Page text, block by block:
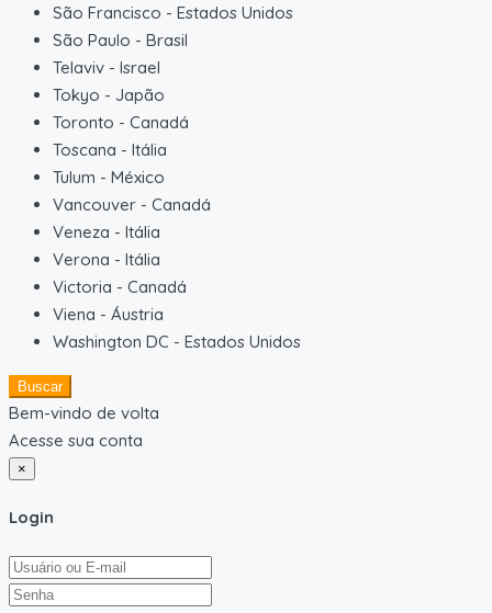
São Francisco - Estados Unidos
São Paulo - Brasil
Telaviv - Israel
Tokyo - Japão
Toronto - Canadá
Toscana - Itália
Tulum - México
Vancouver - Canadá
Veneza - Itália
Verona - Itália
Victoria - Canadá
Viena - Áustria
Washington DC - Estados Unidos
Buscar
Bem-vindo de volta
Acesse sua conta
×
Login